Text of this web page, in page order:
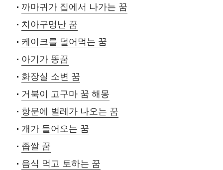
까마귀가 집에서 나가는 꿈
치아구멍난 꿈
케이크를 덜어먹는 꿈
아기가 똥꿈
화장실 소변 꿈
거북이 고구마 꿈 해몽
항문에 벌레가 나오는 꿈
개가 들어오는 꿈
좁쌀 꿈
음식 먹고 토하는 꿈